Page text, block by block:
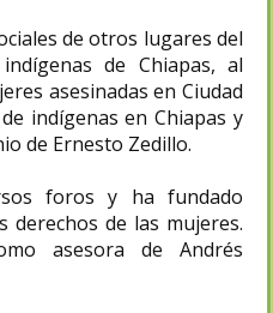
de otros lugares del
de Chiapas, al
asesinadas en Ciudad
indígenas en Chiapas y
de Ernesto Zedillo.
foros y ha fundado
derechos de las mujeres.
asesora de Andrés